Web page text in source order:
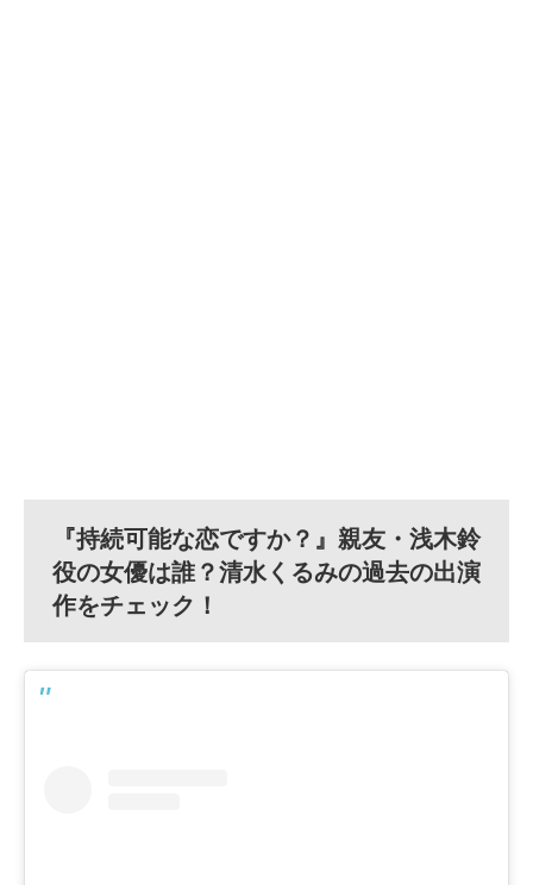
『持続可能な恋ですか？』親友・浅木鈴
役の女優は誰？清水くるみの過去の出演
作をチェック！